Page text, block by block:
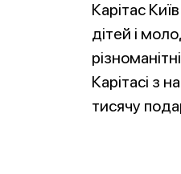
Карітас
дітей і
Карітасі з
тисячу